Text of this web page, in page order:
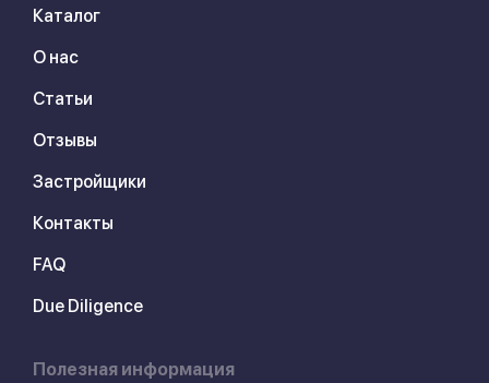
Каталог
О нас
Статьи
Отзывы
Застройщики
Контакты
FAQ
Due Diligence
Полезная информация